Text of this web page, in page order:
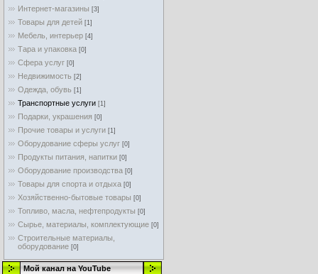
Интернет-магазины [3]
Товары для детей [1]
Мебель, интерьер [4]
Тара и упаковка [0]
Cфера услуг [0]
Недвижимость [2]
Одежда, обувь [1]
Транспортные услуги [1]
Подарки, украшения [0]
Прочие товары и услуги [1]
Оборудование сферы услуг [0]
Продукты питания, напитки [0]
Оборудование производства [0]
Товары для спорта и отдыха [0]
Хозяйственно-бытовые товары [0]
Топливо, масла, нефтепродукты [0]
Сырье, материалы, комплектующие [0]
Строительные материалы,
оборудование [0]
Мой канал на YouTube